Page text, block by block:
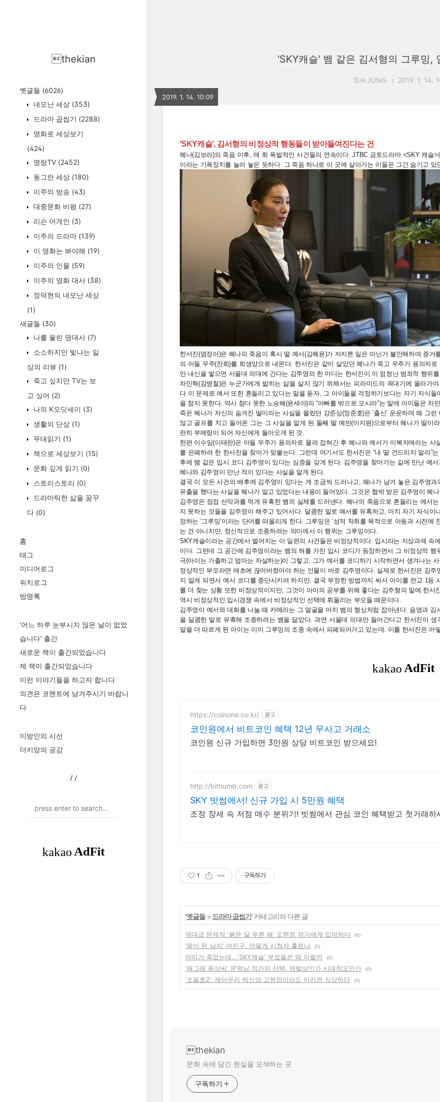
thekian
옛글들 (6026)
네모난 세상 (353)
드라마 곱씹기 (2288)
영화로 세상보기
(424)
명랑TV (2452)
동그란 세상 (180)
이주의 방송 (43)
대중문화 비평 (27)
리슨 어게인 (3)
이주의 드라마 (139)
이 영화는 봐야해 (19)
이주의 인물 (59)
이주의 영화 대사 (38)
정덕현의 네모난 세상
(1)
새글들 (30)
나를 울린 명대사 (7)
소소하지만 빛나는 일
상의 리뷰 (1)
죽고 싶지만 TV는 보
고 싶어 (2)
나의 K오딧세이 (3)
생활의 단상 (1)
무대읽기 (1)
책으로 세상보기 (15)
문화 깊게 읽기 (0)
스토리스토리 (0)
드라마틱한 삶을 꿈꾸
다 (0)
홈
태그
미디어로그
위치로그
방명록
'어느 하루 눈부시지 않은 날이 없었
습니다' 출간
새로운 책이 출간되었습니다
제 책이 출간되었습니다
이런 이야기들을 하고자 합니다
의견은 코멘트에 남겨주시기 바랍니
다
이방인의 시선
더키앙의 공감
/ /
'SKY캐슬' 뱀 같은 김서형의 그루밍,
D.H.JUNG 2019. 1. 14.
2019. 1. 14. 10:09
'SKY캐슬', 김서형의 비정상적 행동들이 받아들여진다는 건
혜나(김보라)의 죽음 이후, 매 회 폭발적인 사건들의 연속이다. JTBC 금토드라마 <SKY 캐
이라는 기폭장치를 눌러 놓은 듯하다. 그 죽음 하나로 이 곳에 살아가는 이들은 그간 숨기고
한서진(염정아)은 혜나의 죽음이 혹시 딸 예서(김혜윤)가 저지른 일은 아닌가 불안해하며 증
의 아들 우주(찬희)를 희생양으로 내몬다. 한서진은 같이 살았던 혜나가 죽고 우주가 용의자
만 내신을 쌓으면 서울대 의대에 간다는 김주영의 한 마디는 한서진이 이 엄청난 범죄적 행위
차민혁(김병철)은 누군가에게 밟히는 삶을 살지 않기 위해서는 피라미드의 꼭대기에 올라가
다 이 문제로 예서 또한 흔들리고 있다는 말을 듣자, 그 아이들을 걱정하기보다는 자기 자식
을 참지 못한다. 역시 참다 못한 노승혜(윤세아)의 “아빠를 밖으로 모시라”는 말에 아이들은 차
죽은 혜나가 자신의 숨겨진 딸이라는 사실을 몰랐던 강준상(정준호)은 ‘출신’ 운운하며 왜 그
않고 골프를 치고 들어온 그는 그 사실을 알게 된 둘째 딸 예빈(이지원)으로부터 혜나가 딸이
란히 부메랑이 되어 자신에게 돌아오게 된 것.
한편 이수임(이태란)은 아들 우주가 용의자로 몰려 잡혀간 후 혜나와 예서가 이복자매라는
를 은폐하려 한 한서진을 찾아가 맞붙는다. 그런데 여기서도 한서진은 “내 딸 건드리지 말라”
후에 뱀 같은 입시 코디 김주영이 있다는 심증을 갖게 된다. 김주영을 찾아가는 길에 만난 예
혜나와 김주영이 만난 적이 있다는 사실을 알게 된다.
결국 이 모든 사건의 배후에 김주영이 있다는 게 조금씩 드러나고, 혜나가 남겨 놓은 김주영
유출을 했다는 사실을 혜나가 알고 있었다는 내용이 들어있다. 그것은 협박 받은 김주영이 혜
김주영은 점점 선악과를 먹게 유혹한 뱀의 실체를 드러낸다. 혜나의 죽음으로 흔들리는 예서
지 못하는 것들을 김주영이 해주고 있어서다. 달콤한 말로 예서를 유혹하고, 마치 자기 자식
장하는 ‘그루밍’이라는 단어를 떠올리게 한다. 그루밍은 ‘성적 착취를 목적으로 아동과 사전
는 건 아니지만, 정신적으로 조종하려는 의미에서 이 행위는 그루밍이다.
SKY캐슬이라는 공간에서 벌어지는 이 일련의 사건들은 비정상적이다. 입시라는 지상과제
이다. 그런데 그 공간에 김주영이라는 뱀의 혀를 가진 입시 코디가 등장하면서 그 비정상적
극(아이는 가출하고 엄마는 자살하는)이 그렇고, 그가 예서를 코디하기 시작하면서 생겨나는
정상적인 부모라면 애초에 끊어버렸어야 하는 인물이 바로 김주영이다. 실제로 한서진은 김
지 알게 되면서 예서 코디를 중단시키려 하지만, 결국 부정한 방법까지 써서 아이를 전교 1
를 더 찾는 상황 또한 비정상적이지만, 그것이 아이의 공부를 위해 좋다는 김주형의 말에 한
역시 비정상적인 입시경쟁 속에서 비정상적인 선택에 휘둘리는 부모들 때문이다.
김주영이 예서와 대화를 나눌 때 카메라는 그 얼굴을 마치 뱀의 형상처럼 잡아낸다. 음영과
을 달콤한 말로 유혹해 조종하려는 뱀을 닮았다. 과연 서울대 의대만 들어간다고 한서진이
말을 더 따르게 된 아이는 이미 그루밍의 조종 속에서 피폐되어가고 있는데. 이를 한서진은 어
https://coinone.co.kr/ 광고
코인원에서 비트코인 혜택 12년 무사고 거래소
코인원 신규 가입하면 3만원 상당 비트코인 받으세요!
http://bithumb.com 광고
SKY 빗썸에서! 신규 가입 시 5만원 혜택
조정 장세 속 저점 매수 분위기! 빗썸에서 관심 코인 혜택받고 첫거래하
1 구독하기
'옛글들> 드라마 곱씹기' 카테고리의 다른 글
역대급 문제작 '붉은 달 푸른 해' 도현정 작가에게 입덕하다 (0)
'왕이 된 남자' 여진구, 어떻게 시청자 홀렸나 (0)
아이가 죽었는데.. 'SKY캐슬' 부모들은 왜 이럴까 (0)
'왜그래 풍상씨' 문영남 작가의 선택, 역발상인가 시대착오인가 (0)
'조들호2', 제아무리 박신양·고현정이라도 이러면 식상하다 (0)
thekian
문화 속에 담긴 현실을 모색하는 곳
구독하기